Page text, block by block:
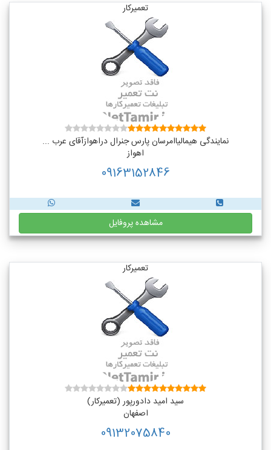
تعمیرکار
نمایندگی هیمالیاامرسان پارس جنرال دراهوازآقای عرب ...
اهواز
09163152846
مشاهده پروفایل
تعمیرکار
سید امید دادورپور (تعمیرکار)
اصفهان
09132075840